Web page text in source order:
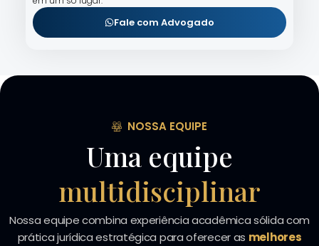
Fale com Advogado
NOSSA EQUIPE
Uma equipe
multidisciplinar
Nossa equipe combina experiência acadêmica sólida com
prática jurídica estratégica para oferecer as melhores